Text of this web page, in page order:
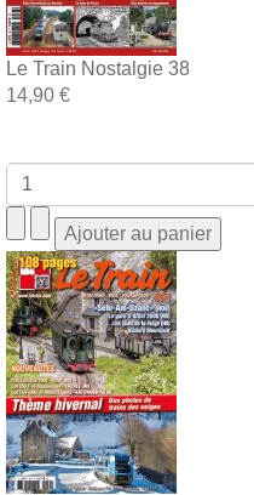
Le Train Nostalgie 38
14,90 €